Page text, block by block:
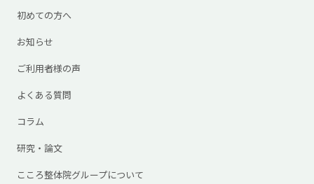
初めての方へ
お知らせ
ご利用者様の声
よくある質問
コラム
研究・論文
こころ整体院グループについて